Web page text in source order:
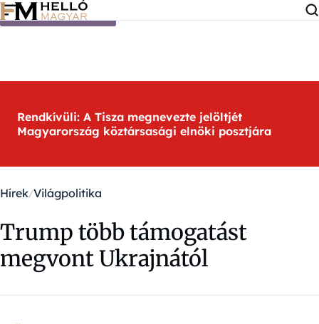
Ugrás a tartalomra
Rendkívüli: A Tisza megnevezte jelöltjét
Magyarország köztársasági elnöki posztjára
Hírek Világpolitika
Trump több támogatást
megvont Ukrajnától